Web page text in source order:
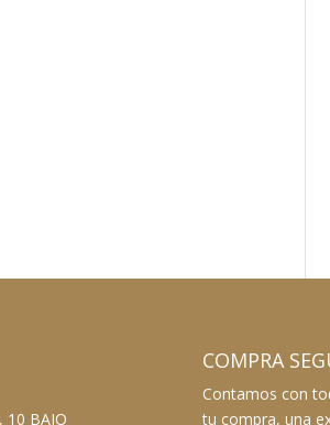
10 BAJO
COMPRA
Contamos con
tu compra, una